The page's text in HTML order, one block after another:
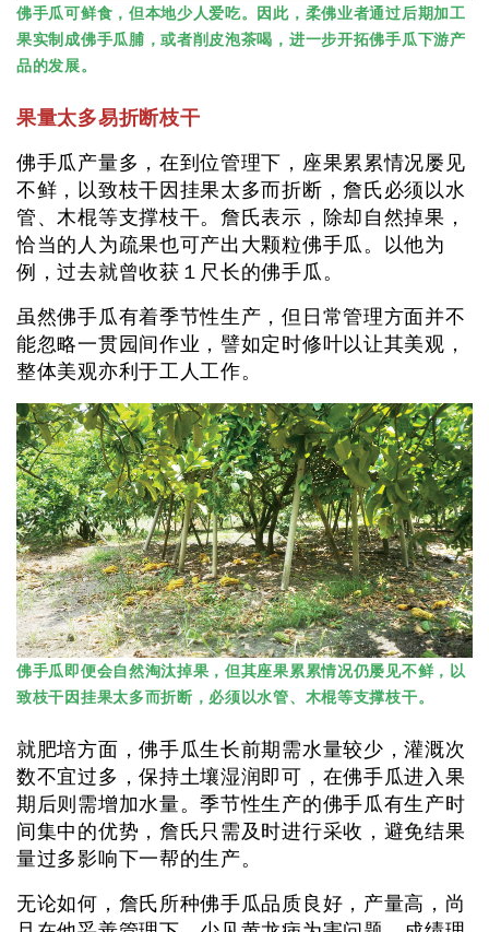
佛手瓜可鲜食，但本地少人爱吃。因此，柔佛业者通过后期加工
果实制成佛手瓜脯，或者削皮泡茶喝，进一步开拓佛手瓜下游产
品的发展。
果量太多易折断枝干
佛手瓜产量多，在到位管理下，座果累累情况屡见
不鲜，以致枝干因挂果太多而折断，詹氏必须以水
管、木棍等支撑枝干。詹氏表示，除却自然掉果，
恰当的人为疏果也可产出大颗粒佛手瓜。以他为
例，过去就曾收获１尺长的佛手瓜。
虽然佛手瓜有着季节性生产，但日常管理方面并不
能忽略一贯园间作业，譬如定时修叶以让其美观，
整体美观亦利于工人工作。
佛手瓜即便会自然淘汰掉果，但其座果累累情况仍屡见不鲜，以
致枝干因挂果太多而折断，必须以水管、木棍等支撑枝干。
就肥培方面，佛手瓜生长前期需水量较少，灌溉次
数不宜过多，保持土壤湿润即可，在佛手瓜进入果
期后则需增加水量。季节性生产的佛手瓜有生产时
间集中的优势，詹氏只需及时进行采收，避免结果
量过多影响下一帮的生产。
无论如何，詹氏所种佛手瓜品质良好，产量高，尚